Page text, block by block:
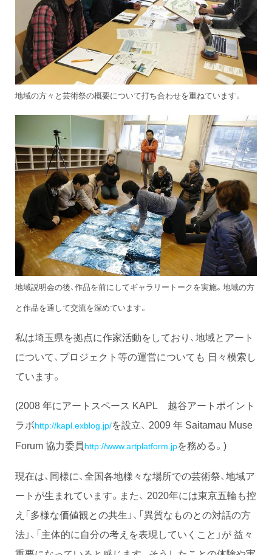
地域の方々と芸術祭の概要について打ち合わせを重ねています。
地域説明会の後、作品を前にしてギャラリートークを実施。地域の方
と作品を通して交流を深めています。
私は埼玉県を拠点に作家活動をしており、地域とアート
について、プロジェクト等の運営についても 日々模索し
ています。
(2008 年にアートスペース KAPL 越谷アートポイント
ラボhttp://kapl.exblog.jp/を設立、 2009 年 Saitamau Muse
Forum 協力委員http://www.artplatform.jpを務める。)
現在は、同様に、全国各地様々な場所での芸術祭、地域ア
ートが生まれています。また、 2020年には東京五輪も控
え「多様な価値観との共生」、「異質なものとの対話の方
法」、「主体的に自分の考えを表現していくこと」が 益々